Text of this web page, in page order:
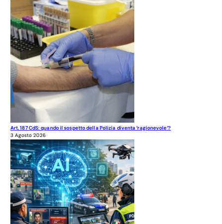
Art. 187 CdS: quando il sospetto della Polizia diventa ‘ragionevole’?
3 Agosto 2026